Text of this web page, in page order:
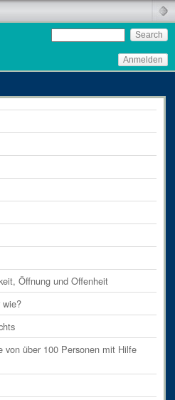
Anmelden
Öffnung und Offenheit
von über 100 Personen mit Hilfe